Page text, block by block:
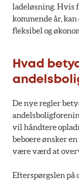
ladeløsning. Hvis
kommende år,
fleksibel og
Hvad
De nye regler
vil håndtere
beboere ønsker
være værd at
Efterspørgslen på